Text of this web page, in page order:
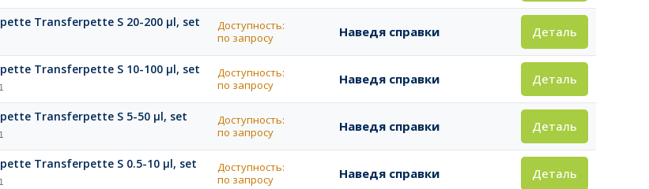
Transferpette S 20-200 µl, set
Доступность:
по запросу
Наведя справки Деталь
Transferpette S 10-100 µl, set
Доступность:
по запросу
Наведя справки Деталь
Transferpette S 5-50 µl, set
Доступность:
по запросу
Наведя справки Деталь
Transferpette S 0.5-10 µl, set
Доступность:
по запросу
Наведя справки Деталь